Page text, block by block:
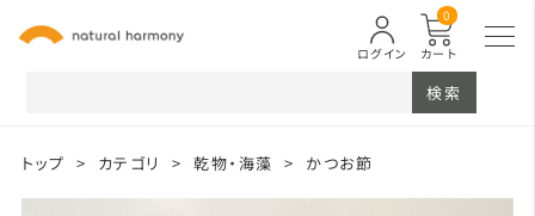
カート
0
ログイン
検索
トップ > カテゴリ > 乾物・海藻 > かつお節